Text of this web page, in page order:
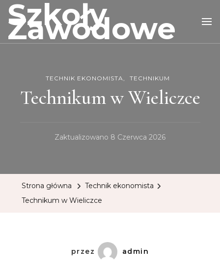
Szkoły
Zawodowe
TECHNIK EKONOMISTA TECHNIKUM
Technikum w Wieliczce
Zaktualizowano 8 Czerwca 2026
Strona główna
Technik ekonomista
Technikum w Wieliczce
przez admin